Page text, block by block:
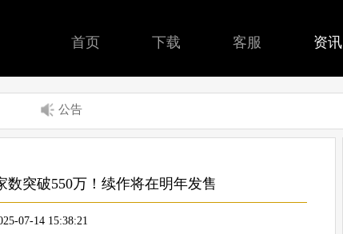
首页 下载 客服 资讯
公告
数突破550万！续作将在明年发售
07-14 15:38:21